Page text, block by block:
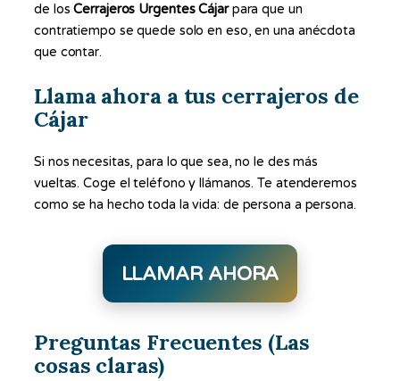
de losCerrajeros Urgentes Cájarpara que un
contratiempo se quede solo en eso, en una anécdota
que contar.
Llama ahora a tus cerrajeros de
Cájar
Si nos necesitas, para lo que sea, no le des más
vueltas. Coge el teléfono y llámanos. Te atenderemos
como se ha hecho toda la vida: de persona a persona.
LLAMAR AHORA
Preguntas Frecuentes (Las
cosas claras)